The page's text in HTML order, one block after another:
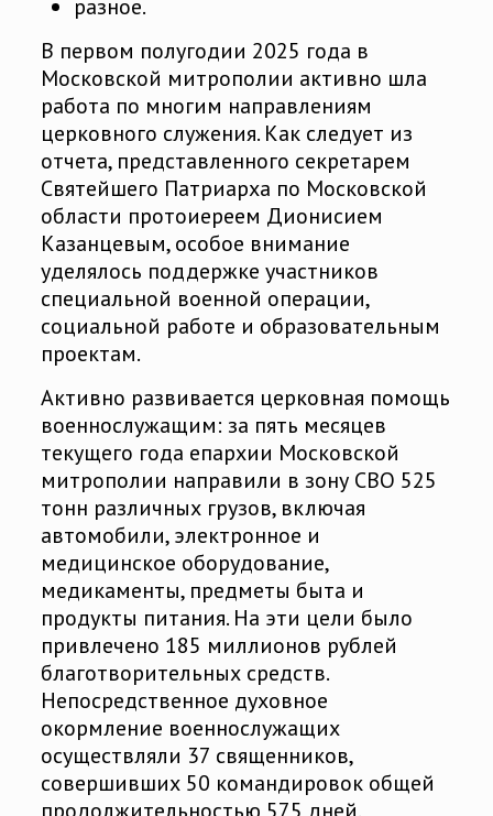
разное.
В первом полугодии 2025 года в
Московской митрополии активно шла
работа по многим направлениям
церковного служения. Как следует из
отчета, представленного секретарем
Святейшего Патриарха по Московской
области протоиереем Дионисием
Казанцевым, особое внимание
уделялось поддержке участников
специальной военной операции,
социальной работе и образовательным
проектам.
Активно развивается церковная помощь
военнослужащим: за пять месяцев
текущего года епархии Московской
митрополии направили в зону СВО 525
тонн различных грузов, включая
автомобили, электронное и
медицинское оборудование,
медикаменты, предметы быта и
продукты питания. На эти цели было
привлечено 185 миллионов рублей
благотворительных средств.
Непосредственное духовное
окормление военнослужащих
осуществляли 37 священников,
совершивших 50 командировок общей